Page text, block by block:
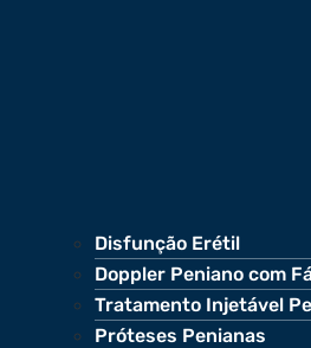
Disfunção Erétil
Doppler Peniano com
Tratamento Injetável
Próteses Penianas